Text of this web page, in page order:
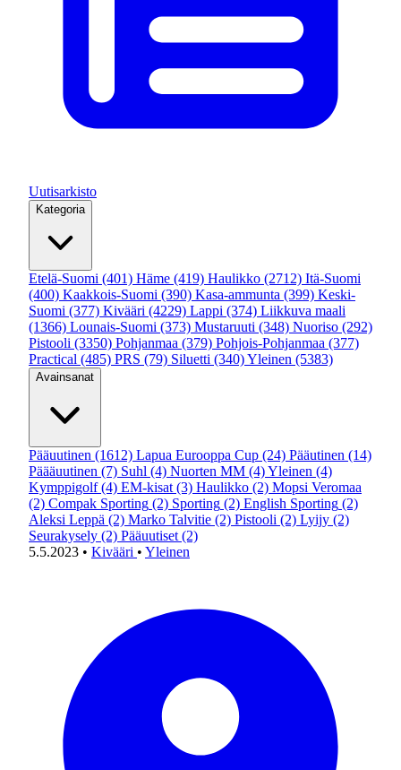
Uutisarkisto
Kategoria
Etelä-Suomi (401) Häme (419) Haulikko (2712) Itä-Suomi
(400) Kaakkois-Suomi (390) Kasa-ammunta (399) Keski-
Suomi (377) Kivääri (4229) Lappi (374) Liikkuva maali
(1366) Lounais-Suomi (373) Mustaruuti (348) Nuoriso (292)
Pistooli (3350) Pohjanmaa (379) Pohjois-Pohjanmaa (377)
Practical (485) PRS (79) Siluetti (340)Yleinen (5383)
Avainsanat
Pääuutinen (1612) Lapua Eurooppa Cup (24) Pääutinen (14)
Päääuutinen (7) Suhl (4) Nuorten MM (4)Yleinen (4)
Kymppigolf (4) EM-kisat (3) Haulikko (2) Mopsi Veromaa
(2) Compak Sporting (2) Sporting (2) English Sporting (2)
Aleksi Leppä (2) Marko Talvitie (2) Pistooli (2) Lyijy (2)
Seurakysely (2) Pääuutiset (2)
5.5.2023 • Kivääri • Yleinen